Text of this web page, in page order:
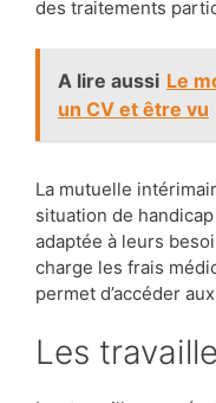
des traitements
A lire aussi Le
un CV et être vu
La mutuelle
situation de
adaptée à leurs
charge les frais
permet d’accéder
Les